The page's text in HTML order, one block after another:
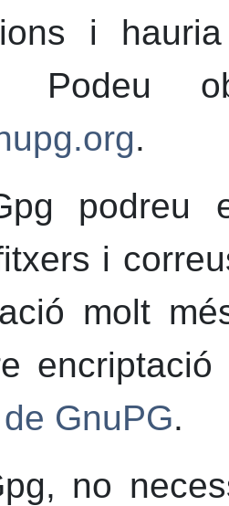
i
Podeu
.
podreu
i
molt
GnuPG.
, no